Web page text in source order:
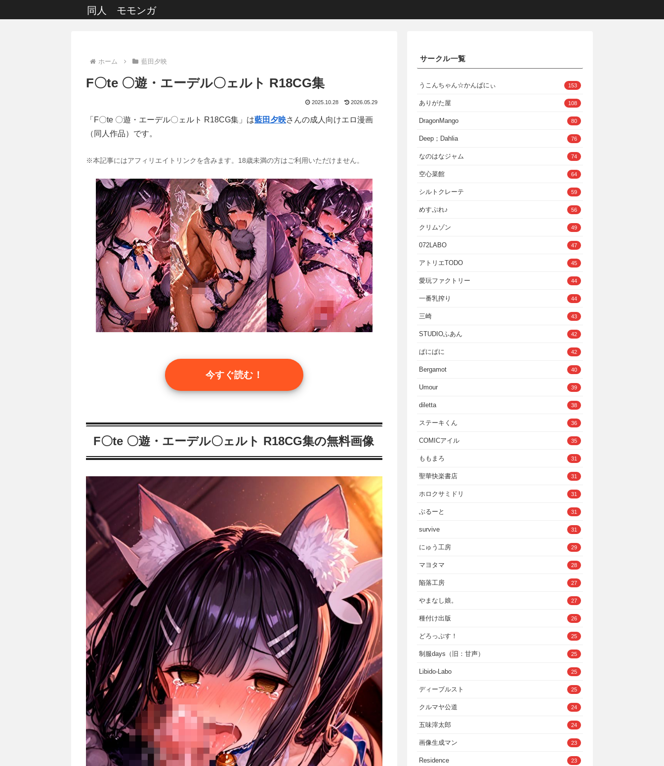
同人 モモンガ
ホーム 藍田夕映
F〇te 〇遊・エーデル〇ェルト R18CG集
2025.10.28 2026.05.29
「F〇te 〇遊・エーデル〇ェルト R18CG集」は藍田夕映さんの成人向けエロ漫画
（同人作品）です。
※本記事にはアフィリエイトリンクを含みます。18歳未満の方はご利用いただけません。
今すぐ読む！
F〇te 〇遊・エーデル〇ェルト R18CG集の無料画像
サークル一覧
うこんちゃん☆かんぱにぃ 153
ありがた屋 108
DragonMango 80
Deep；Dahlia 76
なのはなジャム 74
空心菜館 64
シルトクレーテ 59
めすぷれ♪ 56
クリムゾン 49
072LABO 47
アトリエTODO 45
愛玩ファクトリー 44
一番乳搾り 44
三崎 43
STUDIOふあん 42
ぱにぱに 42
Bergamot 40
Umour 39
diletta 38
ステーキくん 36
COMICアイル 35
ももまろ 31
聖華快楽書店 31
ホロクサミドリ 31
ぶるーと 31
survive 31
にゅう工房 29
マヨタマ 28
陥落工房 27
やまなし娘。 27
種付け出版 26
どろっぷす！ 25
制服days（旧：甘声） 25
Libido-Labo 25
ディーブルスト 25
クルマヤ公道 24
五味滓太郎 24
画像生成マン 23
Residence 23